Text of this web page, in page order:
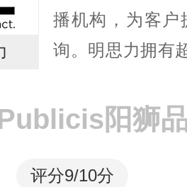
播机构，为客户
询。明思力拥有
构。明思力中国
阳狮
评分9/10分